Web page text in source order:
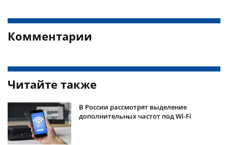
Комментарии
Читайте также
В России рассмотрят выделение
дополнительных частот под Wi-Fi